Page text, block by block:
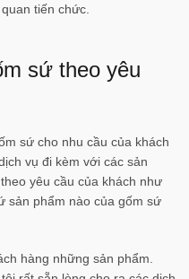
tiến chức.
sứ theo yêu
sứ cho nhu cầu của khách
vụ đi kèm với các sản
yêu cầu của khách như
sản phẩm nào của gốm sứ
hàng những sản phẩm.